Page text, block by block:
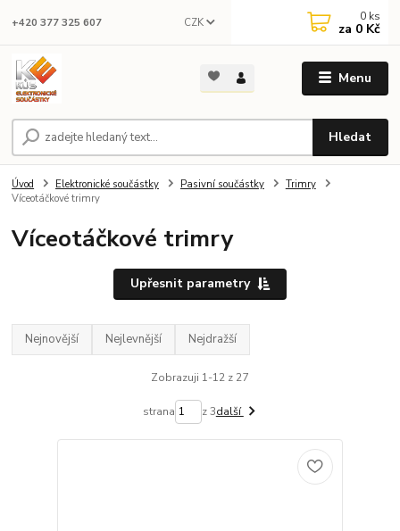
Menu
CZK
Hledat
+420 377 325 607 0 ks
za 0 Kč
Úvod Elektronické součástky Pasivní součástky
Trimry
Víceotáčkové trimry
Víceotáčkové trimry
Upřesnit parametry
Nejnovější Nejlevnější Nejdražší
Zobrazuji 1-12 z 27
strana z 3další